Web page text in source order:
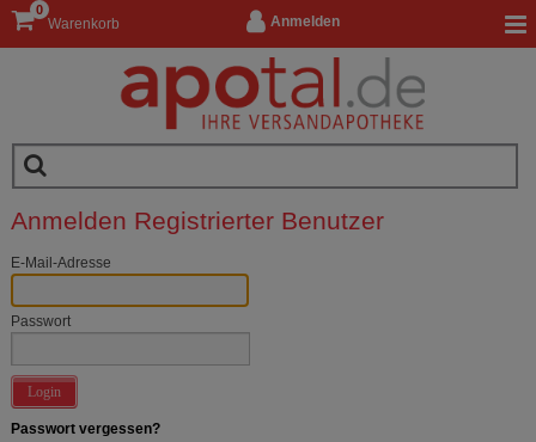
Anmelden
Warenkorb
0
Anmelden Registrierter Benutzer
E-Mail-Adresse
Passwort
Login
Passwort vergessen?